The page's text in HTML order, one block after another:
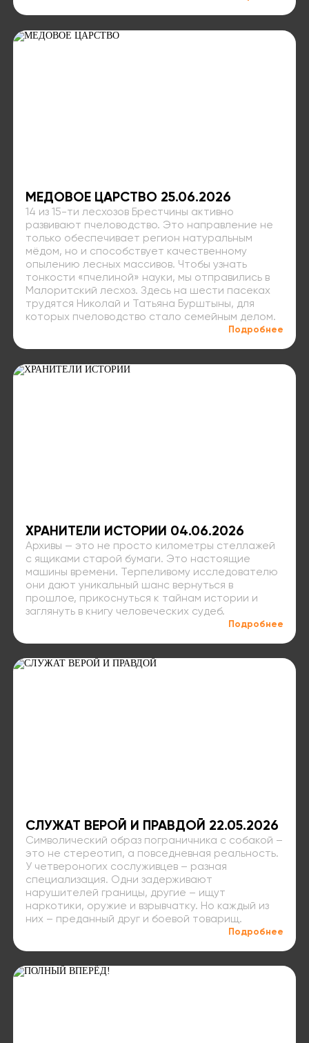
МЕДОВОЕ ЦАРСТВО 25.06.2026
14 из 15-ти лесхозов Брестчины активно
развивают пчеловодство. Это направление не
только обеспечивает регион натуральным
мёдом, но и способствует качественному
опылению лесных массивов. Чтобы узнать
тонкости «пчелиной» науки, мы отправились в
Малоритский лесхоз. Здесь на шести пасеках
трудятся Николай и Татьяна Бурштыны, для
которых пчеловодство стало семейным делом.
Подробнее
ХРАНИТЕЛИ ИСТОРИИ 04.06.2026
Архивы — это не просто километры стеллажей
с ящиками старой бумаги. Это настоящие
машины времени. Терпеливому исследователю
они дают уникальный шанс вернуться в
прошлое, прикоснуться к тайнам истории и
заглянуть в книгу человеческих судеб.
Подробнее
СЛУЖАТ ВЕРОЙ И ПРАВДОЙ 22.05.2026
Символический образ пограничника с собакой –
это не стереотип, а повседневная реальность.
У четвероногих сослуживцев – разная
специализация. Одни задерживают
нарушителей границы, другие – ищут
наркотики, оружие и взрывчатку. Но каждый из
них – преданный друг и боевой товарищ.
Подробнее